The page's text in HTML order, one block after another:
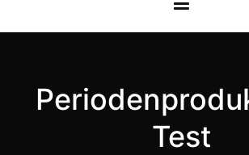
Test